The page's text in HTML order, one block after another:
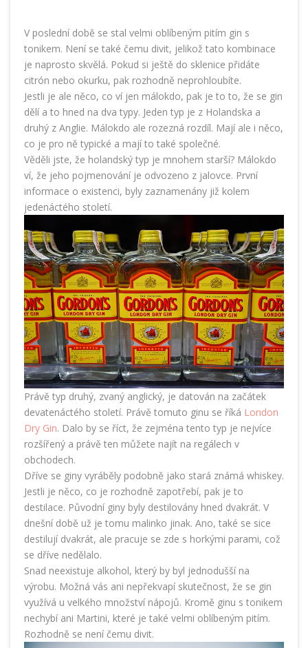
V poslední době se stal velmi oblíbeným pitím gin s
tonikem. Není se také čemu divit, jelikož tato kombinace
je naprosto skvělá. Pokud si ještě do sklenice přidáte
citrón nebo okurku, pak rozhodně neprohloubíte.
Jestli je ale něco, co ví jen málokdo, pak je to to, že se gin
dělí a to hned na dva typy. Jeden typ je z Holandska a
druhý z Anglie. Málokdo ale rozezná rozdíl. Mají ale i něco,
co je pro ně typické a mají to také společné.
Věděli jste, že holandský typ je mnohem starší? Málokdo
ví, že jeho pojmenování je odvozeno z jalovce. První
informace o existenci, byly zaznamenány již kolem
jedenáctého století.
Právě typ druhý, zvaný anglický, je datován na začátek
devatenáctého století. Právě tomuto ginu se říká London
Dry Gin. Dalo by se říct, že zejména tento typ je nejvíce
rozšířený a právě ten můžete najít na regálech v
obchodech.
Dříve se giny vyráběly podobně jako stará známá whiskey.
Jestli je něco, co je rozhodně zapotřebí, pak je to
destilace. Původní giny byly destilovány hned dvakrát. V
dnešní době už je tomu malinko jinak. Ano, také se sice
destilují dvakrát, ale pracuje se zde s horkými parami, což
se dříve nedělalo.
Snad neexistuje alkohol, který by byl jednodušší na
výrobu. Možná vás ani nepřekvapí skutečnost, že se gin
využívá u velkého množství nápojů. Kromě ginu s tonikem
nechybí ani Martini, které je také velmi oblíbeným pitím.
Rozhodně se není čemu divit.